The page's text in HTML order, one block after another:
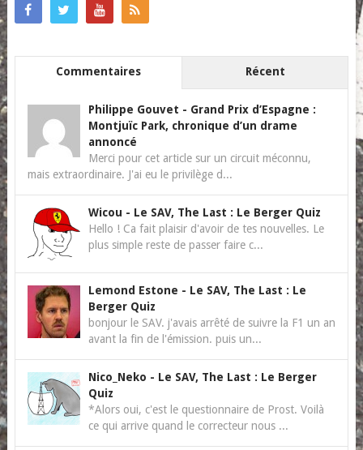
Commentaires Récent
Philippe Gouvet - Grand Prix d’Espagne :
Montjuïc Park, chronique d’un drame
annoncé
Merci pour cet article sur un circuit méconnu,
mais extraordinaire. J'ai eu le privilège d...
Wicou - Le SAV, The Last : Le Berger Quiz
Hello ! Ca fait plaisir d'avoir de tes nouvelles. Le
plus simple reste de passer faire c...
Lemond Estone - Le SAV, The Last : Le
Berger Quiz
bonjour le SAV. j'avais arrêté de suivre la F1 un an
avant la fin de l'émission. puis un...
Nico_Neko - Le SAV, The Last : Le Berger
Quiz
*Alors oui, c'est le questionnaire de Prost. Voilà
ce qui arrive quand le correcteur nous ...